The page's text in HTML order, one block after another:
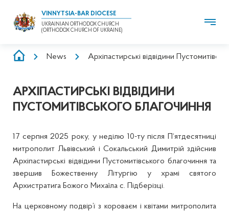
VINNYTSIA-BAR DIOCESE
UKRAINIAN ORTHODOX CHURCH
(ORTHODOX CHURCH OF UKRAINE)
BREADCRUMB
News Архіпастирські відвідини
АРХІПАСТИРСЬКІ ВІДВІДИНИ
ПУСТОМИТІВСЬКОГО БЛАГОЧИННЯ
17 серпня 2025 року, у неділю 10-ту після П‘ятдесятниці
митрополит Львівський і Сокальський Димитрій здійснив
Архіпастирські відвідини Пустомитівського благочиння та
звершив Божественну Літургію у храмі святого
Архистратига Божого Михаїла с. Підберізці.
На церковному подвір’ї з короваєм і квітами митрополита